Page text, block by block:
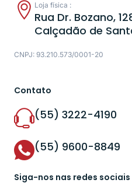
Loja física :
Rua Dr. Bozano,
Calçadão de
CNPJ: 93.210.573/0001-20
Contato
(55) 3222-4190
(55) 9600-8849
Siga-nos nas redes sociais